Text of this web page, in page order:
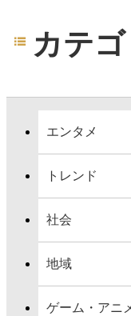
カテ
エンタメ
トレンド
社会
地域
ゲーム・アニ